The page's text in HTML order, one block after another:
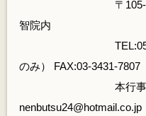
〒105-0011東京
智院内
TEL:050-5809-
のみ） FAX:03-3431-7807
本行事特設
nenbutsu24@hotmail.co.jp